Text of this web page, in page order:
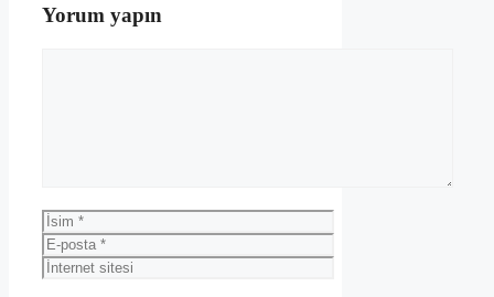
Yorum yapın
İsim
E-
posta
İnternet
sitesi